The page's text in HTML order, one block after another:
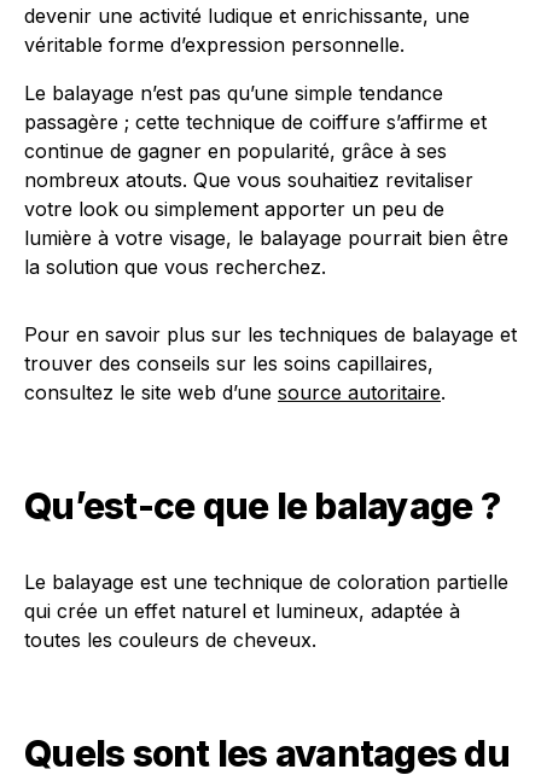
devenir une activité ludique et enrichissante, une
véritable forme d’expression personnelle.
Le balayage n’est pas qu’une simple tendance
passagère ; cette technique de coiffure s’affirme et
continue de gagner en popularité, grâce à ses
nombreux atouts. Que vous souhaitiez revitaliser
votre look ou simplement apporter un peu de
lumière à votre visage, le balayage pourrait bien être
la solution que vous recherchez.
Pour en savoir plus sur les techniques de balayage et
trouver des conseils sur les soins capillaires,
consultez le site web d’une source autoritaire.
Qu’est-ce que le balayage ?
Le balayage est une technique de coloration partielle
qui crée un effet naturel et lumineux, adaptée à
toutes les couleurs de cheveux.
Quels sont les avantages du